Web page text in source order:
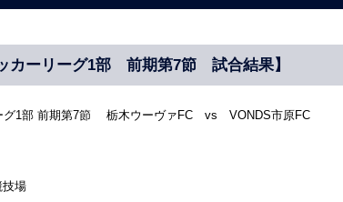
カーリーグ1部 前期第7節 試合結果】
グ1部 前期第7節 栃木ウーヴァFC vs VONDS市原FC
技場